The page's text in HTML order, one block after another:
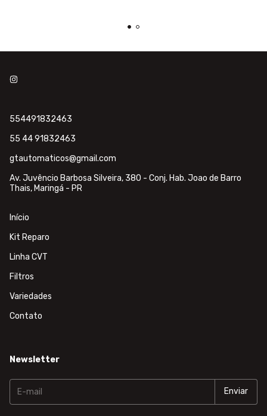
554491832463
55 44 91832463
gtautomaticos@gmail.com
Av. Juvêncio Barbosa Silveira, 380 - Conj. Hab. Joao de Barro
Thais, Maringá - PR
Início
Kit Reparo
Linha CVT
Filtros
Variedades
Contato
Newsletter